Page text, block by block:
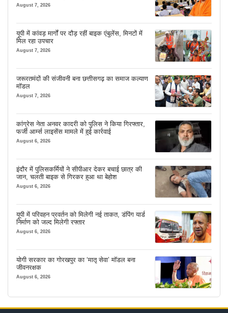
August 7, 2026
यूपी में कांवड़ मार्गों पर दौड़ रहीं बाइक एंबुलेंस, मिनटों में
मिल रहा उपचार
August 7, 2026
जरूरतमंदों की संजीवनी बना छत्तीसगढ़ का समाज कल्याण
मॉडल
August 7, 2026
कांग्रेस नेता अनवर कादरी को पुलिस ने किया गिरफ्तार,
फर्जी आर्म्स लाइसेंस मामले में हुई कार्रवाई
August 6, 2026
इंदौर में पुलिसकर्मियों ने सीपीआर देकर बचाई छात्र की
जान, चलती बाइक से गिरकर हुआ था बेहोश
August 6, 2026
यूपी में परिवहन प्रवर्तन को मिलेगी नई ताकत, डंपिंग यार्ड
निर्माण को जल्द मिलेगी रफ्तार
August 6, 2026
योगी सरकार का गोरखपुर का ‘मातृ सेवा’ मॉडल बना
जीवनरक्षक
August 6, 2026